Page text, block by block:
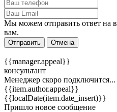
Мы можем отправить ответ на
вам.
Отправить Отмена
{{manager.appeal}}
консультант
Менеджер скоро подключится...
{{item.author.appeal}}
{{localDate(item.date_insert)}}
Пришло новое сообщение